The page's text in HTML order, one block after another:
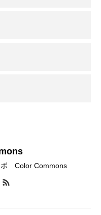
ボ Color Commons